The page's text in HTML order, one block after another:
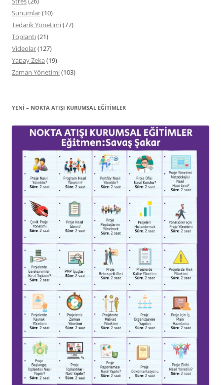
Sunumlar(10)
Tedarik Yönetimi(77)
Toplantı(21)
Videolar(127)
Yapay Zeka (19)
Zaman Yönetimi(103)
YENİ – NOKTA ATIŞI KURUMSAL EĞITIMLER